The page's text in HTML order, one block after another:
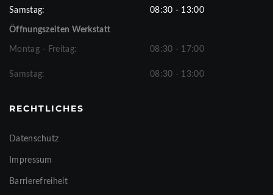
Samstag: 08:30 - 13:00
Öffnungszeiten Werkstatt
Montag - Freitag: 08:30 - 17:00
Samstag: 08:30 - 13:00
RECHTLICHES
Datenschutz
Impressum
Barrierefreiheit